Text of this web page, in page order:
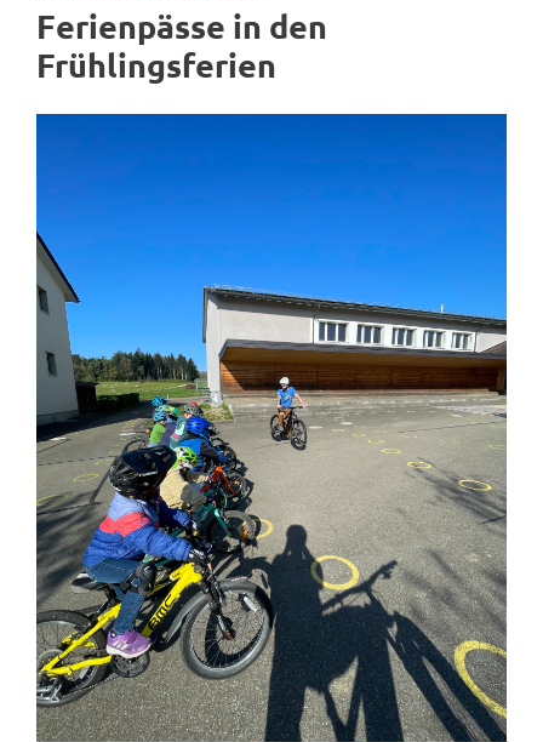
Ferienpässe in den
Frühlingsferien